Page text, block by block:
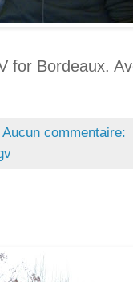
for Bordeaux.
Aucun commentaire: